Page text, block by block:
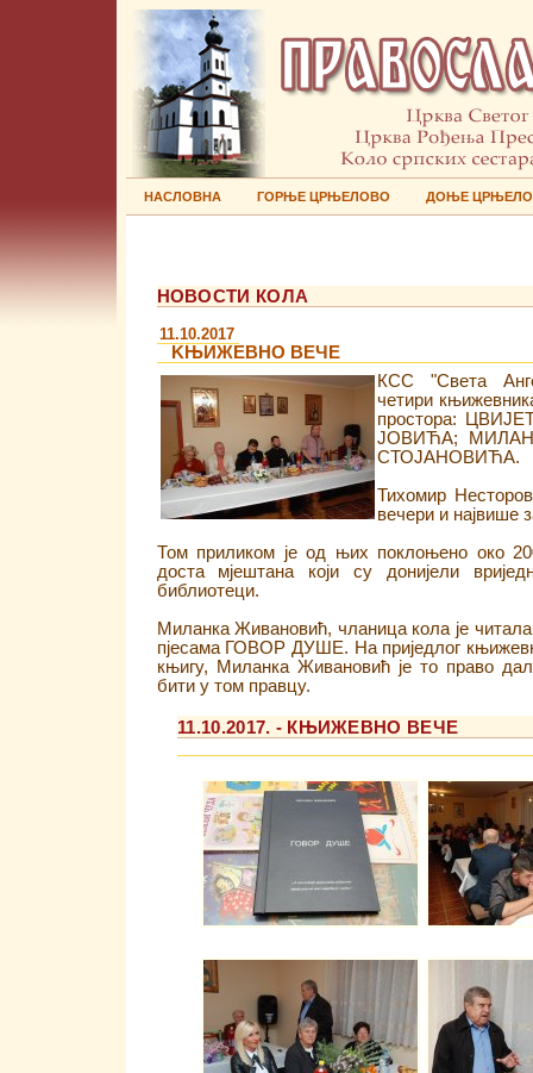
НАСЛОВНА ГОРЊЕ ЦРЊЕЛОВО ДОЊЕ
НОВОСТИ КОЛА
11.10.2017
KЊИЖЕВНО ВЕЧЕ
КСС "Света
четири
простора:
ЈОВИЋА;
СТОЈАНОВИЋА.
Тихомир
вечери и највише
Том приликом је од њих поклоњено око
доста мјештана који су донијели
библиотеци.
Миланка Живановић, чланица кола је
пјесама ГОВОР ДУШЕ. На приједлог
књигу, Миланка Живановић је то право
бити у том правцу.
11.10.2017. - КЊИЖЕВНО ВЕЧЕ